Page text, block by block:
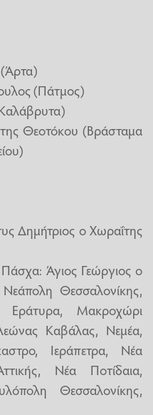
(Πάτμος)
Θεοτόκου (Βράσταμα
Δημήτριος ο Χωραΐτης
Άγιος Γεώργιος ο
Θεσσαλονίκης,
Εράτυρα, Μακροχώρι
Καβάλας, Νεμέα,
Ιεράπετρα, Νέα
Νέα Ποτίδαια,
Θεσσαλονίκης,